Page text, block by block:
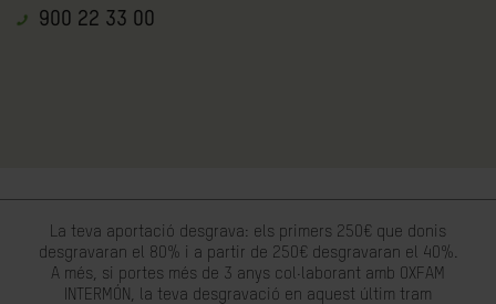
900 22 33 00
La teva aportació desgrava: els primers 250€ que donis
desgravaran el 80% i a partir de 250€ desgravaran el 40%.
A més, si portes més de 3 anys col·laborant amb OXFAM
INTERMÓN, la teva desgravació en aquest últim tram